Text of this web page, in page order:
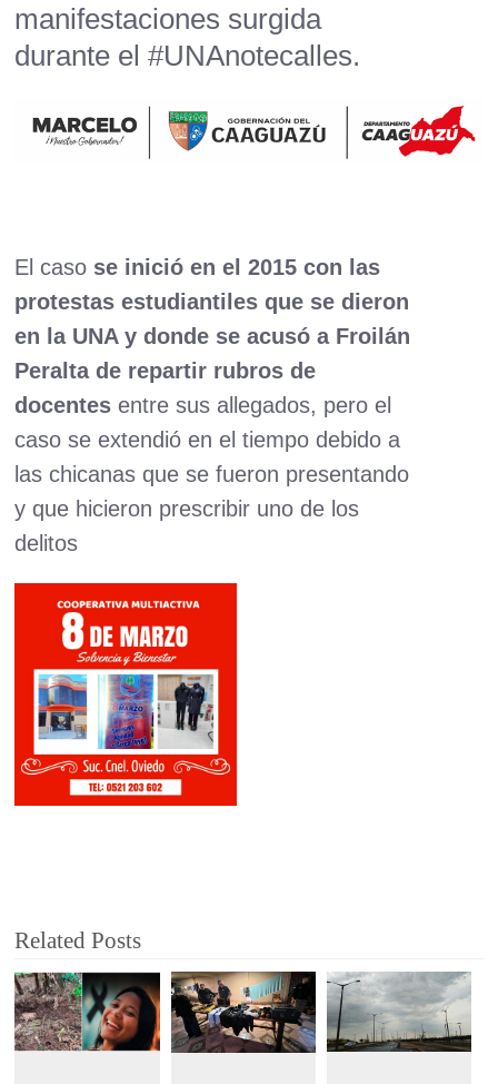
manifestaciones surgida
durante el #UNAnotecalles.
El caso se inició en el 2015 con las
protestas estudiantiles que se dieron
en la UNA y donde se acusó a Froilán
Peralta de repartir rubros de
docentes entre sus allegados, pero el
caso se extendió en el tiempo debido a
las chicanas que se fueron presentando
y que hicieron prescribir uno de los
delitos
Related Posts